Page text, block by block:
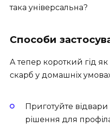
така універсальна?
Способи
А тепер короткий гід
скарб у домашніх
Приготуйте відвари
рішення для